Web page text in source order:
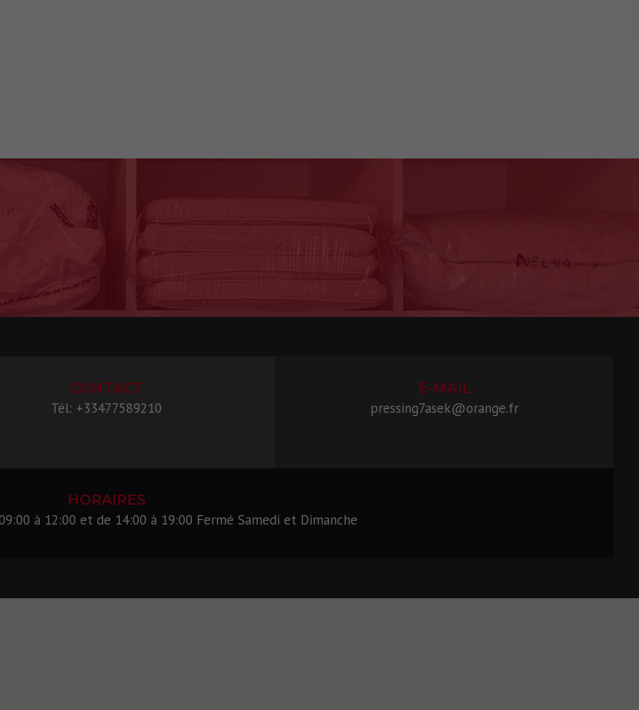
CONTACT
Tél: +33477589210
E-MAIL
pressing7asek@orange.fr
HORAIRES
à 12:00 et de 14:00 à 19:00 Fermé Samedi et Dimanche